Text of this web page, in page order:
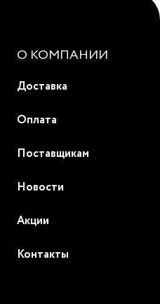
О КОМПАНИИ
Доставка
Оплата
Поставщикам
Новости
Акции
Контакты